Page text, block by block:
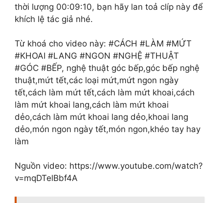
thời lượng 00:09:10, bạn hãy lan toả clíp này để
khích lệ tác giả nhé.
Từ khoá cho video này: #CÁCH #LÀM #MỨT
#KHOAI #LANG #NGON #NGHỆ #THUẬT
#GÓC #BẾP, nghệ thuật góc bếp,góc bếp nghệ
thuật,mứt tết,các loại mứt,mứt ngon ngày
tết,cách làm mứt tết,cách làm mứt khoai,cách
làm mứt khoai lang,cách làm mứt khoai
dẻo,cách làm mứt khoai lang dẻo,khoai lang
dẻo,món ngon ngày tết,món ngon,khéo tay hay
làm
Nguồn video: https://www.youtube.com/watch?
v=mqDTelBbf4A